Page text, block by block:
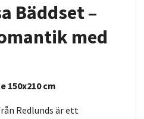
Bäddset –
med
150x210 cm
Redlunds är ett